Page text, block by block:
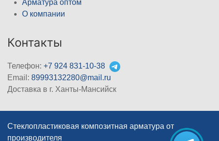
Арматура оптом
О компании
Контакты
Телефон: +7 924 831-10-38
Email: 89993132280@mail.ru
Доставка в г. Ханты-Мансийск
Стеклопластиковая композитная арматура от
производителя